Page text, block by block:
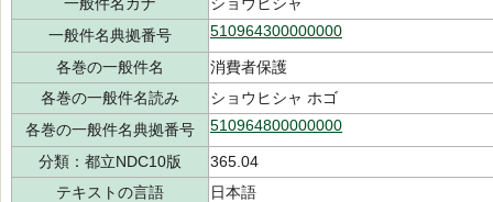
一般件名典拠番号
510964300000000
各巻の一般件名
消費者保護
各巻の一般件名読み
ショウヒシャ ホゴ
各巻の一般件名典拠番号
510964800000000
分類：都立NDC10版
365.04
テキストの言語
日本語